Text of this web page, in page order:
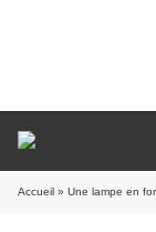
Accueil » Une lampe en